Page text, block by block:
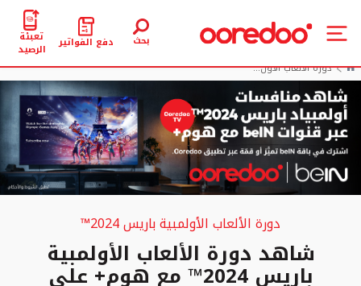
بحث دفع الفواتير تعبئة
الرصيد
دورة الألعاب الأول...
دورة الألعاب الأولمبية باريس 2024™
شاهد دورة الألعاب الأولمبية
باريس 2024™ مع هوم+ على